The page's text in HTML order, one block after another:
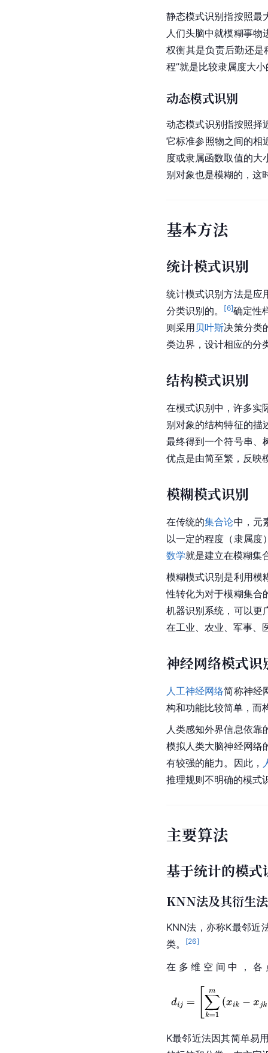
静态模式识别指按照最
人们头脑中就模糊事物
权衡其是负责后勤还是
程”就是比较隶属度大
动态模式识别
动态模式识别指按照择
它标准参照物之间的相
度或隶属函数取值的大
别对象也是模糊的，这
基本方法
统计模式识别
统计模式识别方法是应
分类识别的。
[6]确定性
则采用 贝叶斯决策分类
类边界，设计相应的分
结构模式识别
在模式识别中，许多实
别对象的结构特征的描
最终得到一个符号串、
优点是由简至繁，反映
模糊模式识别
在传统的集合论中，元
以一定的程度（隶属度
数学就是建立在模糊集
模糊模式识别是利用模
性转化为对于模糊集合
机器识别系统，可以更
在工业、农业、军事、
神经网络模式识
人工神经网络简称神经
构和功能比较简单，而
人类感知外界信息依靠
模拟人类大脑神经网络
有较强的能力。因此，
推理规则不明确的模式
主要算法
基于统计的模式
KNN法及其衍生法
KNN法，亦称K最邻近
类。
[26]
在多维空间中，
K最邻近法因其简单易